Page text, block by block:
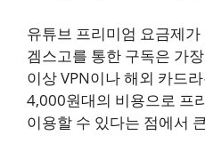
유튜브 프리미엄 요금제
겜스고를 통한 구독은 가
이상 VPN이나 해외 카드
4,000원대의 비용으로 프
이용할 수 있다는 점에서